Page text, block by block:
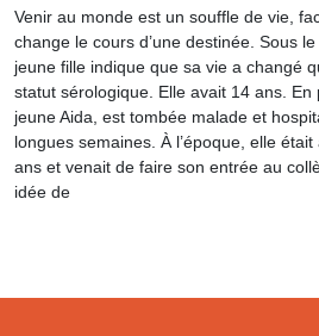
Venir au monde est un souffle de vie,
change le cours d’une destinée. Sous
jeune fille indique que sa vie a changé
statut sérologique. Elle avait 14 ans. En
jeune Aida, est tombée malade et
longues semaines. À l’époque, elle
ans et venait de faire son entrée au
idée de